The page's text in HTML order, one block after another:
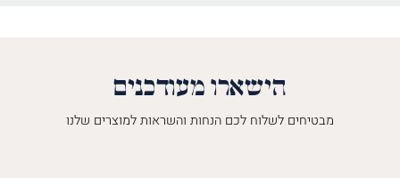
הישארו מעודכנים
מבטיחים לשלוח לכם הנחות והשראות למוצרים שלנו